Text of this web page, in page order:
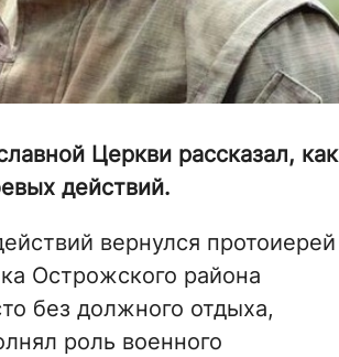
Церкви рассказал, как
действий.
вернулся протоиерей
Острожского района
без должного отдыха,
роль военного